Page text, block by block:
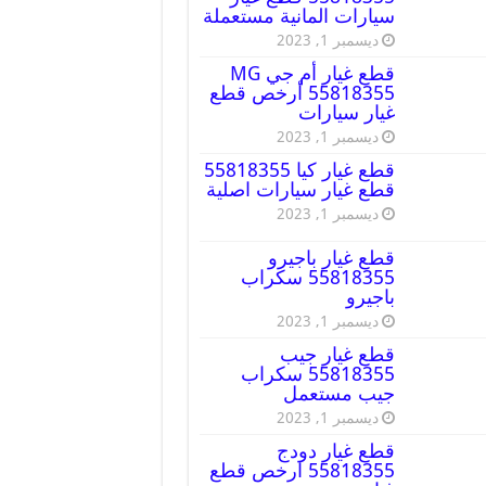
سيارات المانية مستعملة
ديسمبر 1, 2023
قطع غيار أم جي MG
55818355 أرخص قطع
غيار سيارات
ديسمبر 1, 2023
قطع غيار كيا 55818355
قطع غيار سيارات اصلية
ديسمبر 1, 2023
قطع غيار باجيرو
55818355 سكراب
باجيرو
ديسمبر 1, 2023
قطع غيار جيب
55818355 سكراب
جيب مستعمل
ديسمبر 1, 2023
قطع غيار دودج
55818355 ارخص قطع